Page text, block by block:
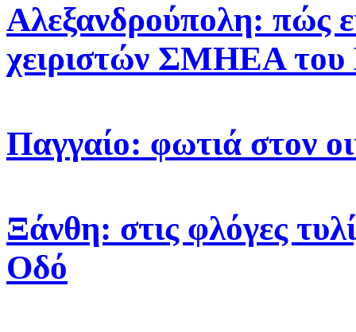
Αλεξανδρούπολη: πώς
χειριστών ΣΜΗΕΑ του
Παγγαίο: φωτιά στον
Ξάνθη: στις φλόγες
Οδό